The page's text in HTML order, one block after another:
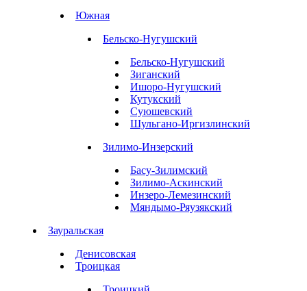
Южная
Бельско-Нугушский
Бельско-Нугушский
Зиганский
Ишоро-Нугушский
Кутукский
Суюшевский
Шульгано-Иргизлинский
Зилимо-Инзерский
Басу-Зилимский
Зилимо-Аскинский
Инзеро-Лемезинский
Мяндымо-Ряузякский
Зауральская
Денисовская
Троицкая